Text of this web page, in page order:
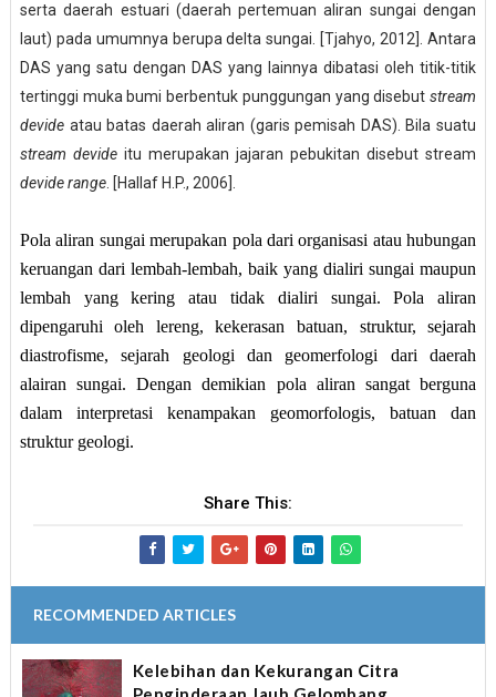
sertadaerah estuari (daerah pertemuan aliran sungai dengan
laut) pada umumnya berupa delta sungai. [Tjahyo, 2012].Antara
DAS yang satu dengan DAS yang lainnya dibatasi oleh titik-titik
tertinggi muka bumi berbentuk punggungan yang disebutstream
devideatau batas daerah aliran (garis pemisah DAS). Bila suatu
stream devideitu merupakan jajaran pebukitan disebut stream
devide range. [Hallaf H.P., 2006 ].
Pola aliran sungaimerupakan pola dari organisasi atau hubungan
keruangan dari lembah-lembah, baik yang dialiri sungai maupun
lembah yang kering atau tidak dialiri sungai. Pola aliran
dipengaruhi oleh lereng, kekerasan batuan, struktur, sejarah
diastrofisme, sejarah geologi dan geomerfologi dari daerah
alairan sungai. Dengan demikian pola aliran sangat berguna
dalam interpretasi kenampakan geomorfologis, batuan dan
struktur geologi.
Share This:
RECOMMENDED ARTICLES
Kelebihan dan Kekurangan Citra